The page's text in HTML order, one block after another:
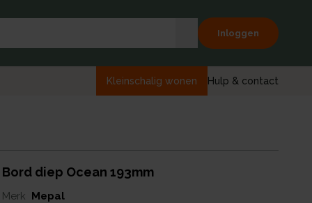
Inloggen
Kleinschalig wonen Hulp & contact
Bord diep Ocean 193mm
Merk Mepal